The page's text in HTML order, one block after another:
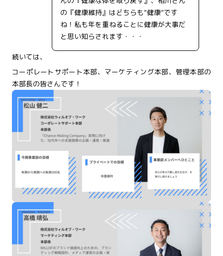
の『健康維持』はどちらも”健康”です
ね！私も年を重ねることに健康が大事だ
と思い知らされます・・・
続いては、
コーポレートサポート本部、マーケティング本部、管理本部の
本部長の皆さんです！